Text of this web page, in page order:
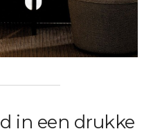
in een drukke